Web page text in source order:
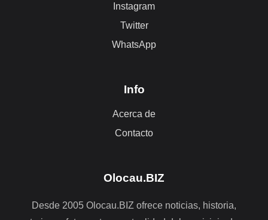
Instagram
Twitter
WhatsApp
Info
Acerca de
Contacto
Olocau.BIZ
Desde 2005 Olocau.BIZ ofrece noticias, historia,